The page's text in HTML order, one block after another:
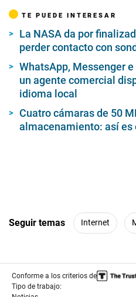
TE PUEDE INTERESAR
La NASA da por
perder contacto con
WhatsApp, Messenger
un agente comercial
idioma local
Cuatro cámaras de 50
almacenamiento: así
Seguir temas Internet
Conforme a los criterios de
Tipo de trabajo: